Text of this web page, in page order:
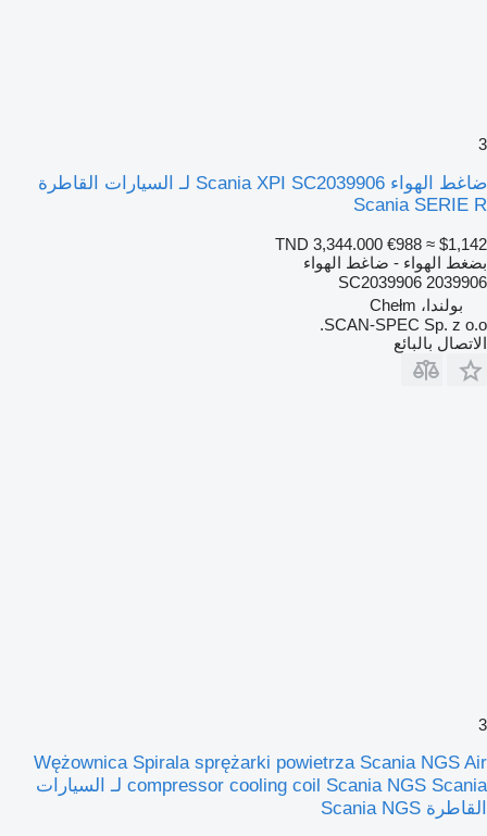
3
ضاغط الهواء Scania XPI SC2039906 لـ السيارات القاطرة
Scania SERIE R
TND 3,344.000 €988 ≈ $1,142
بضغط الهواء - ضاغط الهواء
SC2039906 2039906
بولندا، Chełm
SCAN-SPEC Sp. z o.o.
الاتصال بالبائع
3
Wężownica Spirala sprężarki powietrza Scania NGS Air
compressor cooling coil Scania NGS Scania لـ السيارات
القاطرة Scania NGS